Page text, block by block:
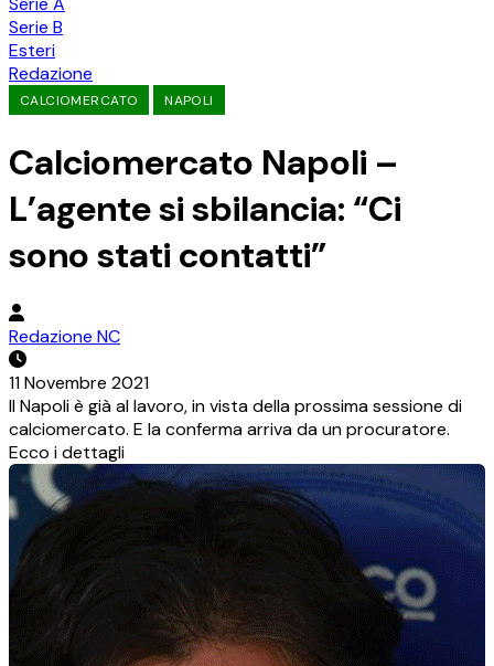
Serie B
Esteri
Redazione
CALCIOMERCATO NAPOLI
Calciomercato Napoli –
L’agente si sbilancia: “Ci
sono stati contatti”
Redazione NC
11 Novembre 2021
Il Napoli è già al lavoro, in vista della prossima sessione di
calciomercato. E la conferma arriva da un procuratore.
Ecco i dettagli